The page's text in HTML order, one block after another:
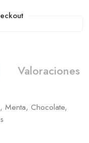
Valoraciones
Menta, Chocolate,